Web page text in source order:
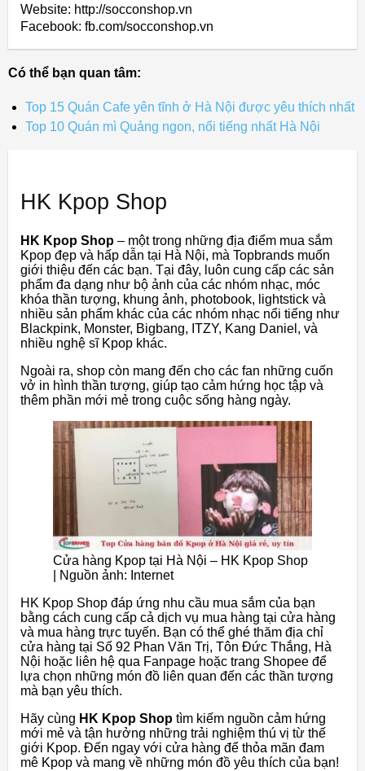
Website: http://socconshop.vn
Facebook: fb.com/socconshop.vn
Có thể bạn quan tâm:
Top 15 Quán Cafe yên tĩnh ở Hà Nội được yêu thích nhất
Top 10 Quán mì Quảng ngon, nổi tiếng nhất Hà Nội
HK Kpop Shop
HK Kpop Shop – một trong những địa điểm mua sắm
Kpop đẹp và hấp dẫn tại Hà Nội, mà Topbrands muốn
giới thiệu đến các bạn. Tại đây, luôn cung cấp các sản
phẩm đa dạng như bộ ảnh của các nhóm nhạc, móc
khóa thần tượng, khung ảnh, photobook, lightstick và
nhiều sản phẩm khác của các nhóm nhạc nổi tiếng như
Blackpink, Monster, Bigbang, ITZY, Kang Daniel, và
nhiều nghệ sĩ Kpop khác.
Ngoài ra, shop còn mang đến cho các fan những cuốn
vở in hình thần tượng, giúp tạo cảm hứng học tập và
thêm phần mới mẻ trong cuộc sống hàng ngày.
Cửa hàng Kpop tại Hà Nội – HK Kpop Shop
| Nguồn ảnh: Internet
HK Kpop Shop đáp ứng nhu cầu mua sắm của bạn
bằng cách cung cấp cả dịch vụ mua hàng tại cửa hàng
và mua hàng trực tuyến. Bạn có thể ghé thăm địa chỉ
cửa hàng tại Số 92 Phan Văn Trị, Tôn Đức Thắng, Hà
Nội hoặc liên hệ qua Fanpage hoặc trang Shopee để
lựa chọn những món đồ liên quan đến các thần tượng
mà bạn yêu thích.
Hãy cùng HK Kpop Shop tìm kiếm nguồn cảm hứng
mới mẻ và tận hưởng những trải nghiệm thú vị từ thế
giới Kpop. Đến ngay với cửa hàng để thỏa mãn đam
mê Kpop và mang về những món đồ yêu thích của bạn!